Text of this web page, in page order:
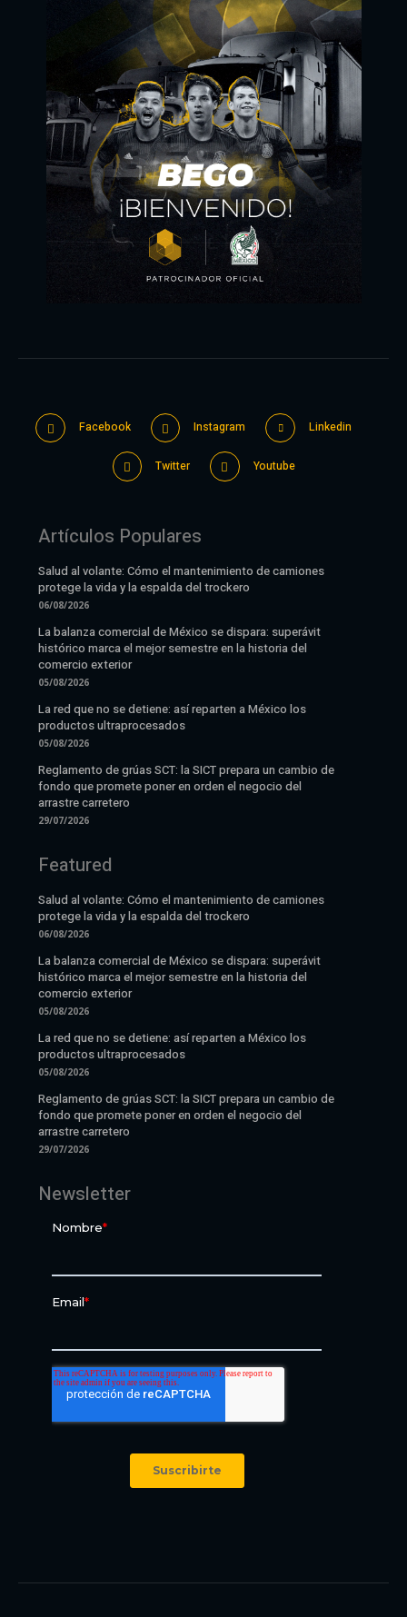
Facebook Instagram Linkedin
Twitter Youtube
Artículos Populares
Salud al volante: Cómo el mantenimiento de camiones
protege la vida y la espalda del trockero
06/08/2026
La balanza comercial de México se dispara: superávit
histórico marca el mejor semestre en la historia del
comercio exterior
05/08/2026
La red que no se detiene: así reparten a México los
productos ultraprocesados
05/08/2026
Reglamento de grúas SCT: la SICT prepara un cambio de
fondo que promete poner en orden el negocio del
arrastre carretero
29/07/2026
Featured
Salud al volante: Cómo el mantenimiento de camiones
protege la vida y la espalda del trockero
06/08/2026
La balanza comercial de México se dispara: superávit
histórico marca el mejor semestre en la historia del
comercio exterior
05/08/2026
La red que no se detiene: así reparten a México los
productos ultraprocesados
05/08/2026
Reglamento de grúas SCT: la SICT prepara un cambio de
fondo que promete poner en orden el negocio del
arrastre carretero
29/07/2026
Newsletter